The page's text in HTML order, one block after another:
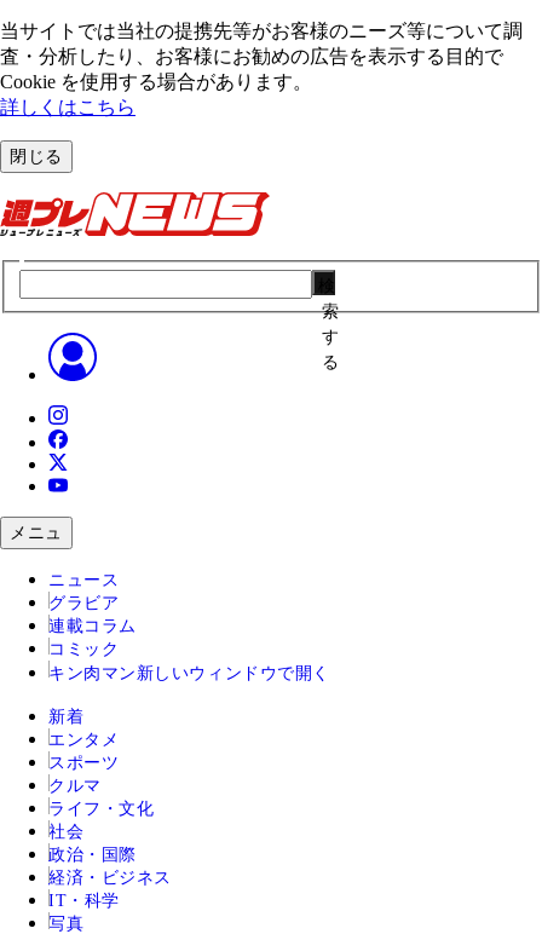
当サイトでは当社の提携先等がお客様のニーズ等について調
査・分析したり、お客様にお勧めの広告を表⽰する⽬的で
Cookie を使⽤する場合があります。
詳しくはこちら
閉じる
索
す
る
メニュ
ニュース
グラビア
連載コラム
コミック
キン肉マン 新しいウィンドウで開く
新着
エンタメ
スポーツ
クルマ
ライフ・文化
社会
政治・国際
経済・ビジネス
IT・科学
写真